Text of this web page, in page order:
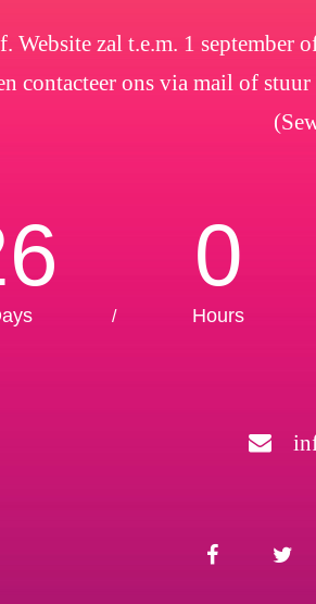
Website zal t.e.m. 1
contacteer ons via mail of
/
0
Hours